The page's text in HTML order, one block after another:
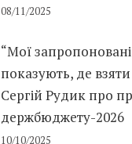
08/11/2025
“Мої
показують, де
Сергій Рудик про
держбюджету-2026
10/10/2025